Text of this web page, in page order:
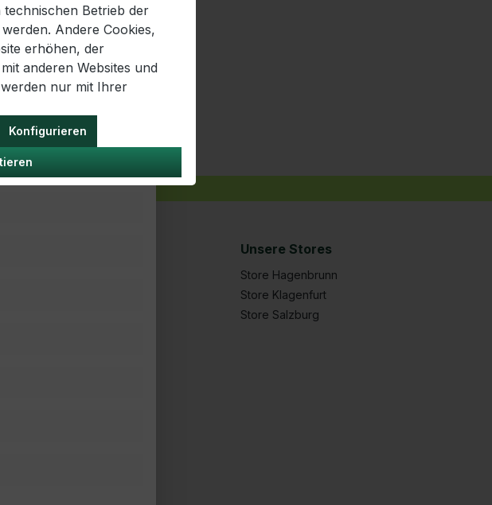
Karriere
Unsere Stores
Store Hagenbrunn
Store Klagenfurt
Store Salzburg
technischen Betrieb der
Andere Cookies,
erhöhen, der
anderen Websites und
nur mit Ihrer
Konfigurieren